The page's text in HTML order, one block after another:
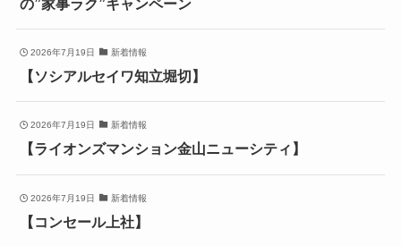
の”家事ラク”キャンペーン
2026年7月19日 新着情報
【ソシアルセイワ知立堀切】
2026年7月19日 新着情報
【ライオンズマンション金山ニューシティ】
2026年7月19日 新着情報
【コンセール上社】